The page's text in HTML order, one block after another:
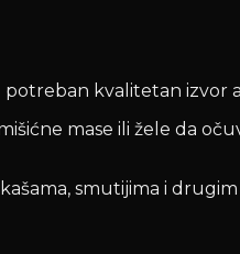
kvalitetan izvor
mase ili žele da
smutijima i drugim